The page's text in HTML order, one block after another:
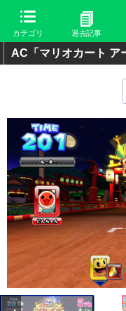
カテゴリ 過去記事
AC「マリオカート ア